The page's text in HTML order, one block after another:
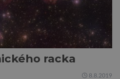
racka
8.8.2019